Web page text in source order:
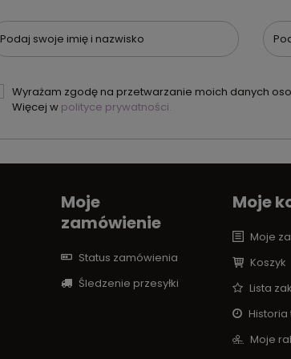
Podaj swoje imię i nazwisko
Wyrażam zgodę na przetwarzanie moich danych
Więcej w polityce prywatności.
Moje
zamówienie
Status zamówienia
Śledzenie przesyłki
Moje
Moje
Koszyk
Lista
Moje